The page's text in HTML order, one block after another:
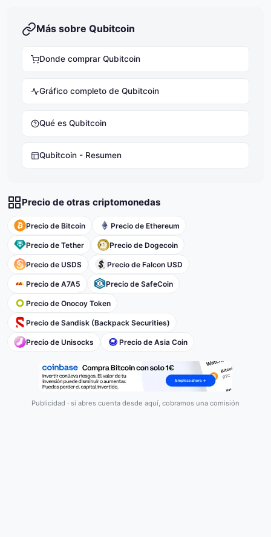
Más sobre Qubitcoin
Donde comprar Qubitcoin
Gráfico completo de Qubitcoin
Qué es Qubitcoin
Qubitcoin - Resumen
Precio de otras criptomonedas
Precio de Bitcoin Precio de Ethereum
Precio de Tether Precio de Dogecoin
Precio de USDS Precio de Falcon USD
Precio de A7A5 Precio de SafeCoin
Precio de Onocoy Token
Precio de Sandisk (Backpack Securities)
Precio de Unisocks Precio de Asia Coin
Publicidad · si abres cuenta desde aquí, cobramos una comisión